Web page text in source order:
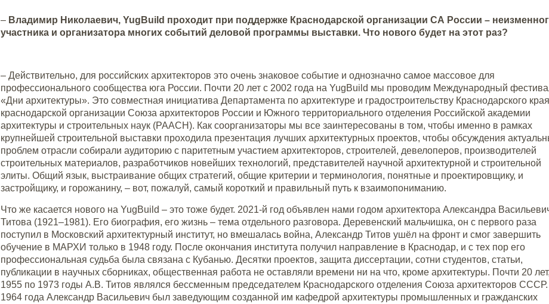
– Владимир Николаевич, YugBuild проходит при поддержке Краснодарской организации СА России –
участника и организатора многих событий деловой программы выставки. Что нового будет на этот раз?
– Действительно, для российских архитекторов это очень знаковое событие и однозначно самое массовое для
профессионального сообщества юга России. Почти 20 лет с 2002 года на YugBuild мы проводим Международный
«Дни архитектуры». Это совместная инициатива Департамента по архитектуре и градостроительству Краснодарского
краснодарской организации Союза архитекторов России и Южного территориального отделения Российской академии
архитектуры и строительных наук (РААСН). Как соорганизаторы мы все заинтересованы в том, чтобы именно в рамках
крупнейшей строительной выставки проходила презентация лучших архитектурных проектов, чтобы обсуждения
проблем отрасли собирали аудиторию с паритетным участием архитекторов, строителей, девелоперов, производителей
строительных материалов, разработчиков новейших технологий, представителей научной архитектурной и строительной
элиты. Общий язык, выстраивание общих стратегий, общие критерии и терминология, понятные и проектировщику, и
застройщику, и горожанину, – вот, пожалуй, самый короткий и правильный путь к взаимопониманию.
Что же касается нового на YugBuild – это тоже будет. 2021-й год объявлен нами годом архитектора Александра
Титова (1921–1981). Его биография, его жизнь – тема отдельного разговора. Деревенский мальчишка, он с первого раза
поступил в Московский архитектурный институт, но вмешалась война, Александр Титов ушёл на фронт и смог завершить
обучение в МАРХИ только в 1948 году. После окончания института получил направление в Краснодар, и с тех пор его
профессиональная судьба была связана с Кубанью. Десятки проектов, защита диссертации, сотни студентов, статьи,
публикации в научных сборниках, общественная работа не оставляли времени ни на что, кроме архитектуры. Почти 20
1955 по 1973 годы А.В. Титов являлся бессменным председателем Краснодарского отделения Союза архитекторов
1964 года Александр Васильевич был заведующим созданной им кафедрой архитектуры промышленных и гражданских